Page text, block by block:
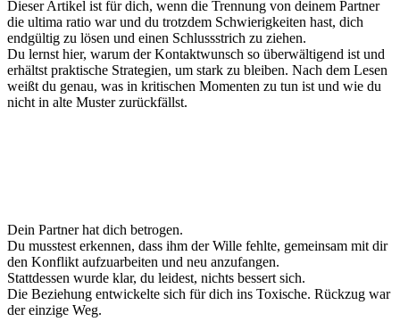
Dieser Artikel ist für dich, wenn die Trennung von deinem Partner
die ultima ratio war und du trotzdem Schwierigkeiten hast, dich
endgültig zu lösen und einen Schlussstrich zu ziehen.
Du lernst hier, warum der Kontaktwunsch so überwältigend ist und
erhältst praktische Strategien, um stark zu bleiben. Nach dem Lesen
weißt du genau, was in kritischen Momenten zu tun ist und wie du
nicht in alte Muster zurückfällst.
Dein Partner hat dich betrogen.
Du musstest erkennen, dass ihm der Wille fehlte, gemeinsam mit dir
den Konflikt aufzuarbeiten und neu anzufangen.
Stattdessen wurde klar, du leidest, nichts bessert sich.
Die Beziehung entwickelte sich für dich ins Toxische. Rückzug war
der einzige Weg.